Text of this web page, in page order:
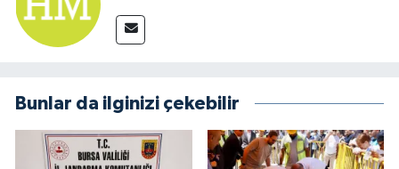
Bunlar da ilginizi çekebilir